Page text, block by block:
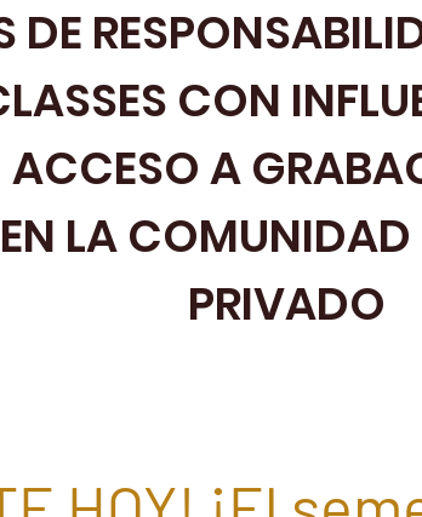
DE
CON
ACCESO A
LA
PRIVADO